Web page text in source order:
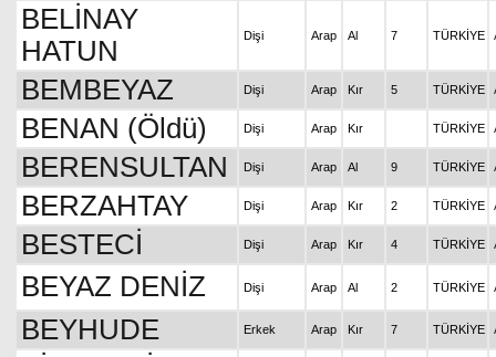
BELİNAY
HATUN
Dişi Arap Al 7 TÜRKİYE
BEMBEYAZ Dişi Arap Kır 5 TÜRKİYE
BENAN (Öldü) Dişi Arap Kır TÜRKİYE
BERENSULTAN Dişi Arap Al 9 TÜRKİYE
BERZAHTAY Dişi Arap Kır 2 TÜRKİYE
BESTECİ Dişi Arap Kır 4 TÜRKİYE
BEYAZ DENİZ Dişi Arap Al 2 TÜRKİYE
BEYHUDE Erkek Arap Kır 7 TÜRKİYE